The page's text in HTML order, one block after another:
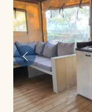
Anterior